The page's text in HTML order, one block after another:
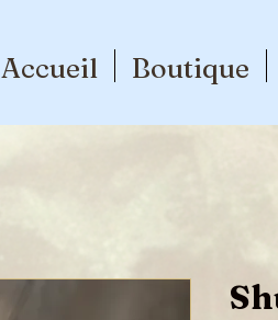
Accueil Boutique